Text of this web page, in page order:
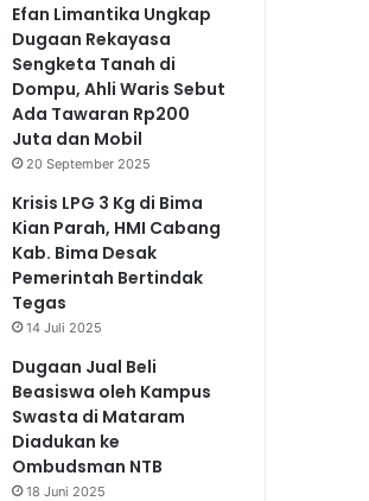
Efan Limantika Ungkap
Dugaan Rekayasa
Sengketa Tanah di
Dompu, Ahli Waris Sebut
Ada Tawaran Rp200
Juta dan Mobil
20 September 2025
Krisis LPG 3 Kg di Bima
Kian Parah, HMI Cabang
Kab. Bima Desak
Pemerintah Bertindak
Tegas
14 Juli 2025
Dugaan Jual Beli
Beasiswa oleh Kampus
Swasta di Mataram
Diadukan ke
Ombudsman NTB
18 Juni 2025